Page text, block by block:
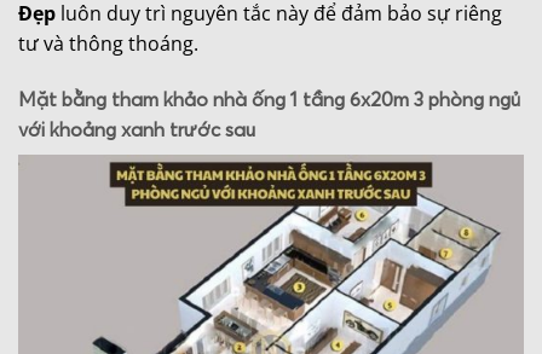
Đẹp luôn duy trì nguyên tắc này để đảm bảo sự riêng
tư và thông thoáng.
Mặt bằng tham khảo nhà ống 1 tầng 6x20m 3 phòng ngủ
với khoảng xanh trước sau